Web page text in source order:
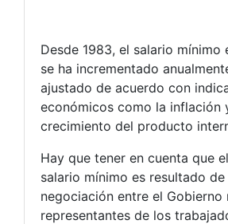
Desde 1983, el salario mínimo
se ha incrementado
ajustado de acuerdo con
económicos como la inflación
crecimiento del producto
Hay que tener en cuenta que
salario mínimo es resultado de
negociación entre el Gobierno
representantes de los